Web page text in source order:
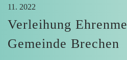
11. 2022
Verleihung
Gemeinde Brechen